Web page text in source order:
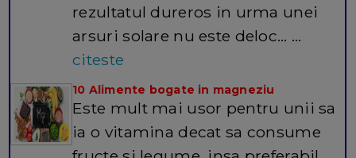
rezultatul dureros in urma unei
arsuri solare nu este deloc… ...
citeste
10 Alimente bogate in magneziu
Este mult mai usor pentru unii sa
ia o vitamina decat sa consume